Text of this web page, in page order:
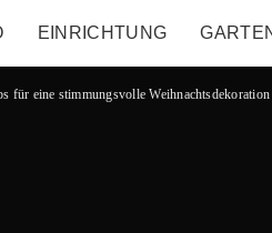
EINRICHTUNG
für eine stimmungsvolle Weihnachtsdekoration